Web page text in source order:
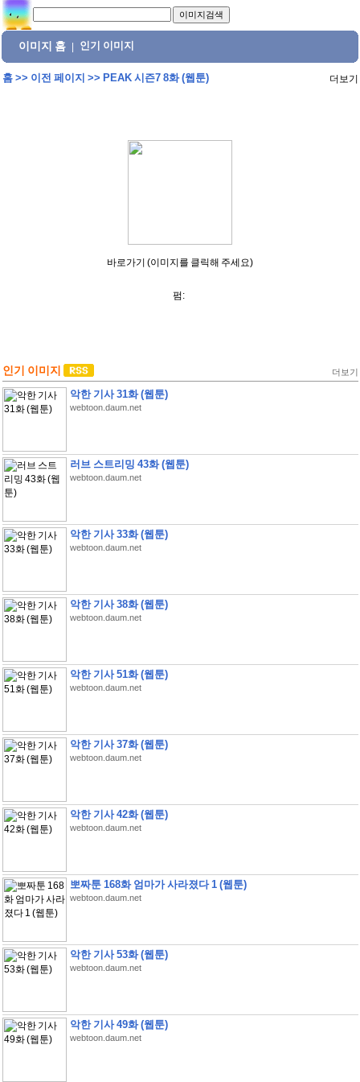
이미지 홈 인기 이미지
홈>> 이전 페이지 >> PEAK 시즌7 8화 (웹툰) 더보기
바로가기 (이미지를 클릭해 주세요)
펌:
인기 이미지 더보기
악한 기사 31화 (웹툰)
webtoon.daum.net
러브 스트리밍 43화 (웹툰)
webtoon.daum.net
악한 기사 33화 (웹툰)
webtoon.daum.net
악한 기사 38화 (웹툰)
webtoon.daum.net
악한 기사 51화 (웹툰)
webtoon.daum.net
악한 기사 37화 (웹툰)
webtoon.daum.net
악한 기사 42화 (웹툰)
webtoon.daum.net
뽀짜툰 168화 엄마가 사라졌다 1 (웹툰)
webtoon.daum.net
악한 기사 53화 (웹툰)
webtoon.daum.net
악한 기사 49화 (웹툰)
webtoon.daum.net